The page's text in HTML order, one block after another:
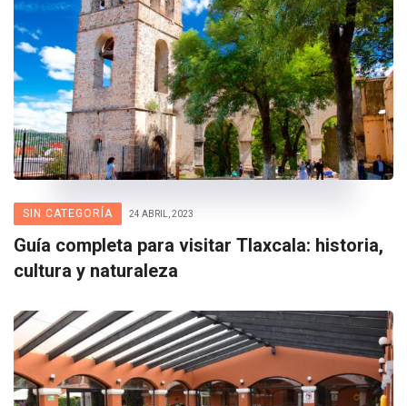
SIN CATEGORÍA 24 ABRIL, 2023
Guía completa para visitar Tlaxcala: historia,
cultura y naturaleza